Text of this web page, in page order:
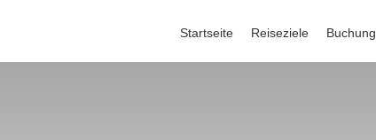
Startseite Reiseziele Buchung